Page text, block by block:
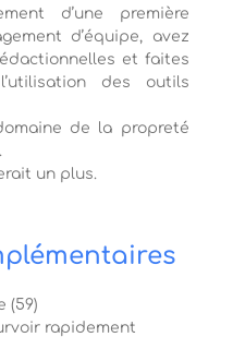
d’une première
d’équipe, avez
et faites
des outils
de la propreté
un plus.
(59)
rapidement